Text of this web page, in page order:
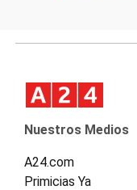
Nuestros Medios
A24.com
Primicias Ya